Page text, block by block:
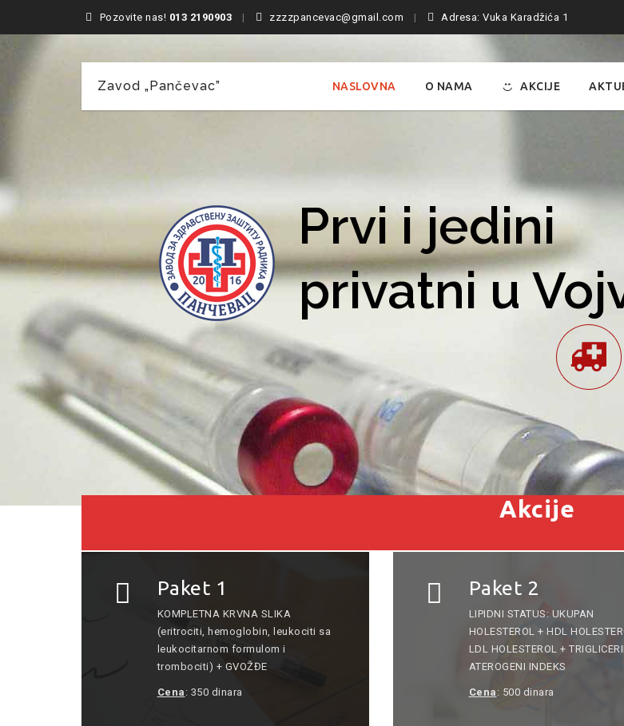
Pozovite nas! 013 2190903 zzzzpancevac@gmail.com Adresa: Vuka Karadžića 1
Zavod „Pančevac” NASLOVNA O NAMA AKCIJE
Prvi i jedini
privatni u
Akcije
Paket 1
KOMPLETNA KRVNA SLIKA
(eritrociti, hemoglobin, leukociti sa
leukocitarnom formulom i
trombociti) + GVOŽĐE
Cena : 350 dinara
Paket 2
LIPIDNI STATUS: UKUPAN
HOLESTEROL + HDL
LDL HOLESTEROL +
ATEROGENI INDEKS
Cena : 500 dinara